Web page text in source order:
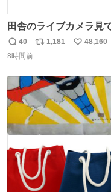
田舎のライブカメラ見
た
返
信
40
リ
ト
数
1,181
い
数
48,160
8時間前